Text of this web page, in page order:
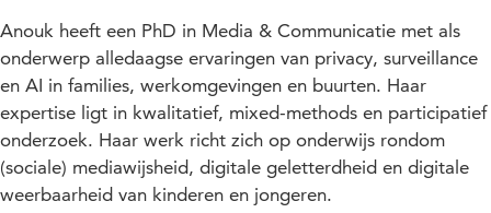
Anouk heeft een PhD in Media & Communicatie met als
onderwerp alledaagse ervaringen van privacy, surveillance
en AI in families, werkomgevingen en buurten. Haar
expertise ligt in kwalitatief, mixed-methods en participatief
onderzoek. Haar werk richt zich op onderwijs rondom
(sociale) mediawijsheid, digitale geletterdheid en digitale
weerbaarheid van kinderen en jongeren.